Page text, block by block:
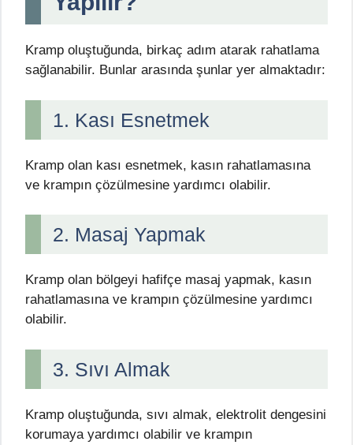
Kramp oluştuğunda, birkaç adım atarak rahatlama
sağlanabilir. Bunlar arasında şunlar yer almaktadır:
1. Kası Esnetmek
Kramp olan kası esnetmek, kasın rahatlamasına
ve krampın çözülmesine yardımcı olabilir.
2. Masaj Yapmak
Kramp olan bölgeyi hafifçe masaj yapmak, kasın
rahatlamasına ve krampın çözülmesine yardımcı
olabilir.
3. Sıvı Almak
Kramp oluştuğunda, sıvı almak, elektrolit dengesini
korumaya yardımcı olabilir ve krampın